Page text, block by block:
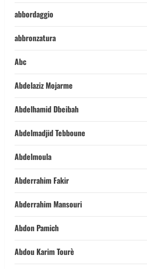
abbordaggio
abbronzatura
Abc
Abdelaziz Mojarme
Abdelhamid Dbeibah
Abdelmadjid Tebboune
Abdelmoula
Abderrahim Fakir
Abderrahim Mansouri
Abdon Pamich
Abdou Karim Tourè